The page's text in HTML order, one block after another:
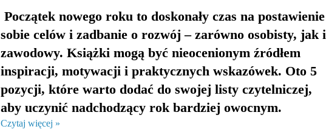
Początek nowego roku to doskonały czas na postawienie
sobie celów i zadbanie o rozwój – zarówno osobisty, jak i
zawodowy. Książki mogą być nieocenionym źródłem
inspiracji, motywacji i praktycznych wskazówek. Oto 5
pozycji, które warto dodać do swojej listy czytelniczej,
aby uczynić nadchodzący rok bardziej owocnym.
Czytaj więcej »